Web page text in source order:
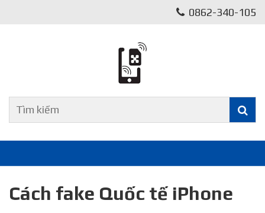
0862-340-105
Cách fake Quốc tế iPhone